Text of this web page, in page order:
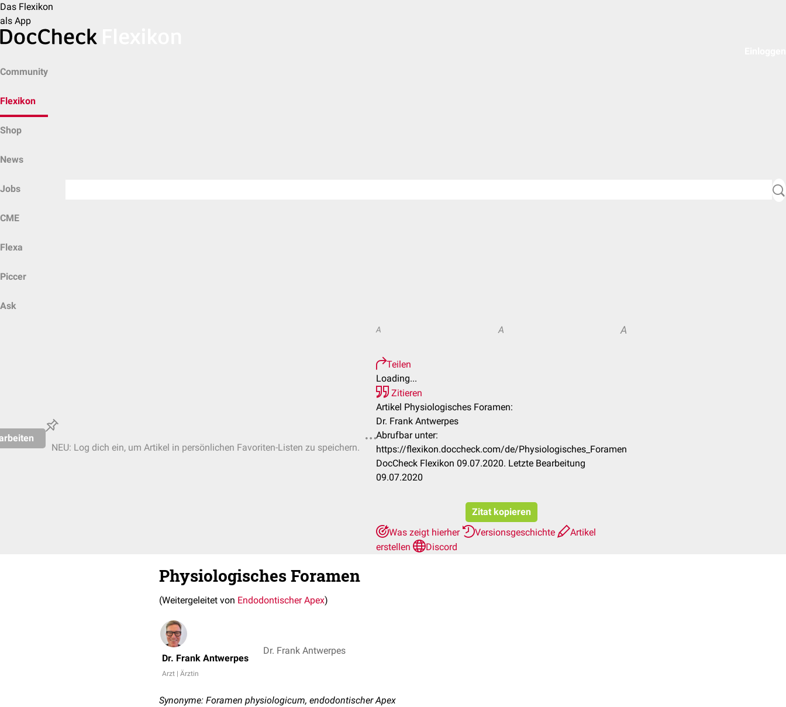
Das Flexikon
als App
Community
Flexikon
Shop
News
Jobs
CME
Flexa
Piccer
Ask
NEU: Log dich ein, um Artikel in persönlichen Favoriten-Listen zu speichern.
A A A
Teilen
Loading...
Zitieren
Artikel Physiologisches Foramen:
Dr. Frank Antwerpes
Abrufbar unter:
https://flexikon.doccheck.com/de/Physiologisches_Foramen
DocCheck Flexikon 09.07.2020. Letzte Bearbeitung
09.07.2020
Zitat kopieren
Was zeigt hierher
Versionsgeschichte
Artikel
erstellen
Discord
Physiologisches Foramen
(Weitergeleitet von Endodontischer Apex)
Dr. Frank Antwerpes
Arzt | Ärztin
Dr. Frank Antwerpes
Synonyme: Foramen physiologicum, endodontischer Apex